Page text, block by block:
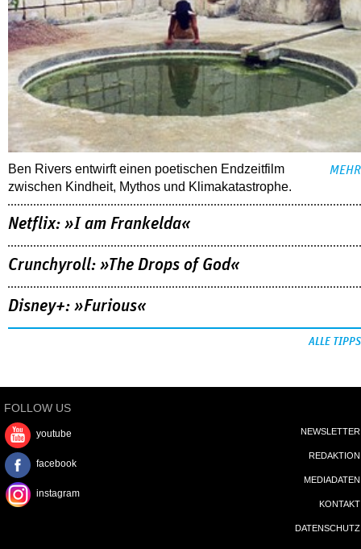
Ben Rivers entwirft einen poetischen Endzeitfilm
zwischen Kindheit, Mythos und Klimakatastrophe.
MEHR
Netflix: »I am Frankelda«
Crunchyroll: »The Drops of God«
Disney+: »Furious«
ALLE TIPPS
FOLLOW US
youtube
facebook
instagram
NEWSLETTER
REDAKTION
MEDIADATEN
KONTAKT
DATENSCHUTZ